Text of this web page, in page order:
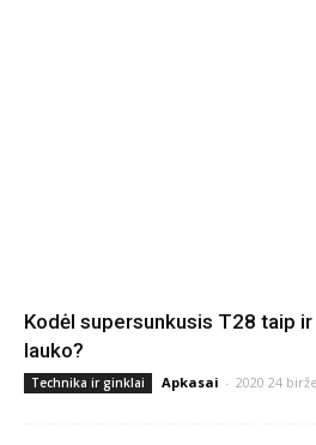
Kodėl supersunkusis T28 taip
lauko?
Technika ir ginklai Apkasai - 2020 24